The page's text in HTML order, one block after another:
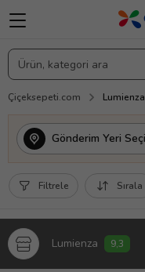
Çiçeksepeti.com Lumienza
Filtrele Sırala
Lumienza 9,3